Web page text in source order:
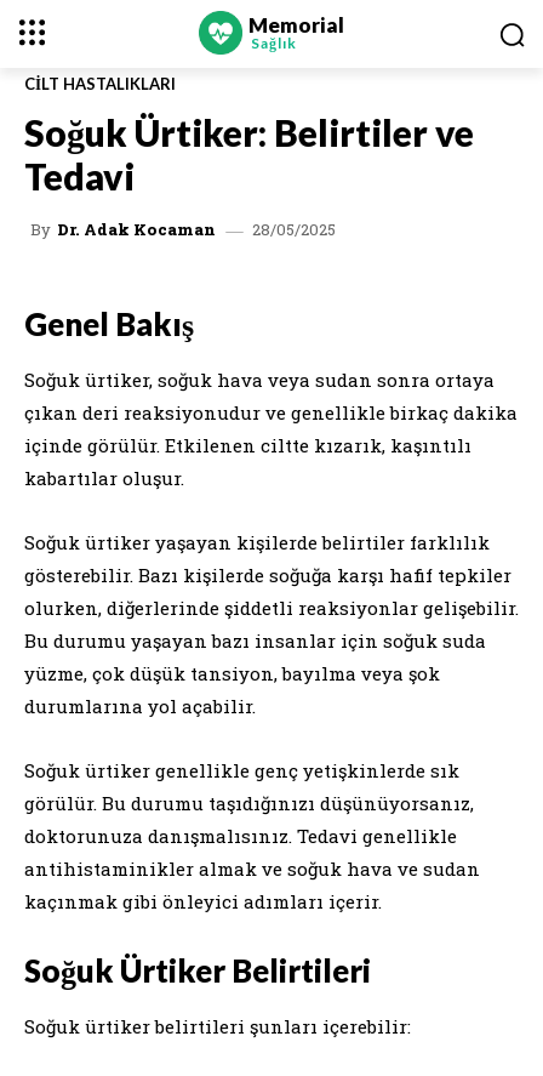
Memorial
Sağlık
CILT HASTALIKLARI
Soğuk Ürtiker: Belirtiler ve
Tedavi
By Dr. Adak Kocaman 28/05/2025
Genel Bakış
Soğuk ürtiker, soğuk hava veya sudan sonra ortaya
çıkan deri reaksiyonudur ve genellikle birkaç dakika
içinde görülür. Etkilenen ciltte kızarık, kaşıntılı
kabartılar oluşur.
Soğuk ürtiker yaşayan kişilerde belirtiler farklılık
gösterebilir. Bazı kişilerde soğuğa karşı hafif tepkiler
olurken, diğerlerinde şiddetli reaksiyonlar gelişebilir.
Bu durumu yaşayan bazı insanlar için soğuk suda
yüzme, çok düşük tansiyon, bayılma veya şok
durumlarına yol açabilir.
Soğuk ürtiker genellikle genç yetişkinlerde sık
görülür. Bu durumu taşıdığınızı düşünüyorsanız,
doktorunuza danışmalısınız. Tedavi genellikle
antihistaminikler almak ve soğuk hava ve sudan
kaçınmak gibi önleyici adımları içerir.
Soğuk Ürtiker Belirtileri
Soğuk ürtiker belirtileri şunları içerebilir: